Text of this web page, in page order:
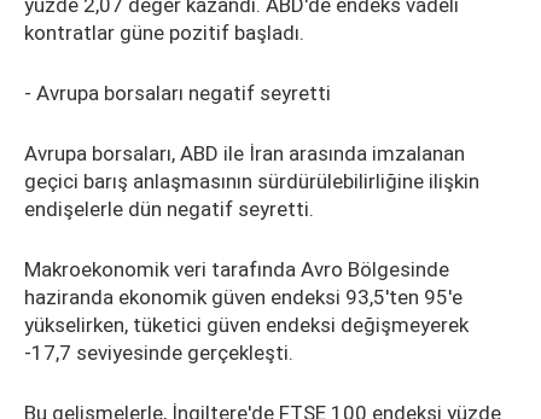
yüzde 2,07 değer kazandı. ABD'de endeks vadeli
kontratlar güne pozitif başladı.
- Avrupa borsaları negatif seyretti
Avrupa borsaları, ABD ile İran arasında imzalanan
geçici barış anlaşmasının sürdürülebilirliğine ilişkin
endişelerle dün negatif seyretti.
Makroekonomik veri tarafında Avro Bölgesinde
haziranda ekonomik güven endeksi 93,5'ten 95'e
yükselirken, tüketici güven endeksi değişmeyerek
-17,7 seviyesinde gerçekleşti.
Bu gelişmelerle, İngiltere'de FTSE 100 endeksi yüzde